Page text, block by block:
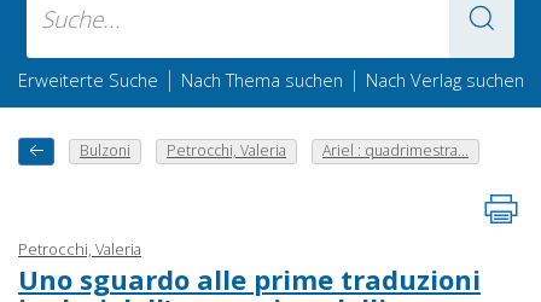
Erweiterte Suche | Nach Thema suchen | Nach Verlag suchen
Bulzoni Petrocchi, Valeria Ariel : quadrimestra...
Petrocchi, Valeria
Uno sguardo alle prime traduzioni